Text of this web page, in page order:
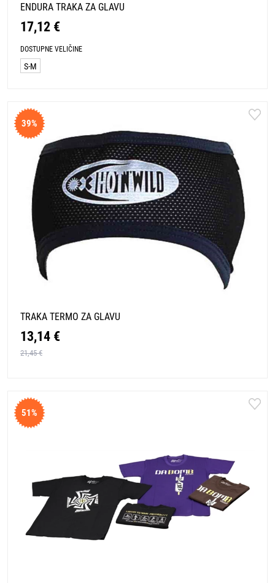
ENDURA TRAKA ZA GLAVU
17,12 €
DOSTUPNE VELIČINE
S-M
39%
TRAKA TERMO ZA GLAVU
13,14 €
21,45 €
51%